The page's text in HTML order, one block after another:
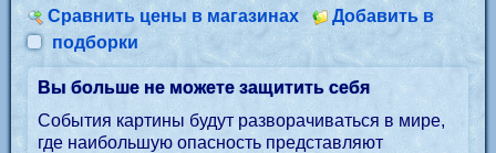
Сравнить цены в магазинах
Добавить в
подборки
Вы больше не можете защитить себя
События картины будут разворачиваться в мире,
где наибольшую опасность представляют